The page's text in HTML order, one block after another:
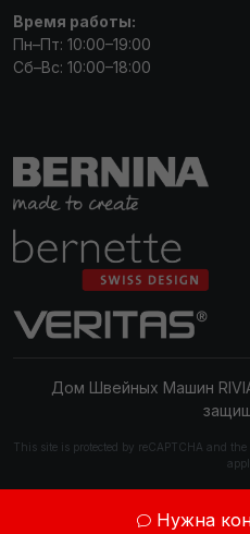
Время работы:
Пн–Пт: 10:00–19:00
Сб–Вс: 10:00–18:00
Дом Швейных Машин
This site is protected by reCAPTCHA and the
Нужна